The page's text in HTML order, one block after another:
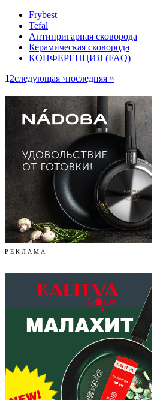
Frybest
Tefal
Антипригарная сковорода
Керамическая сковорода
КОНФЕРЕНЦИЯ (FAQ)
12следующая ›последняя »
Р Е К Л А М А